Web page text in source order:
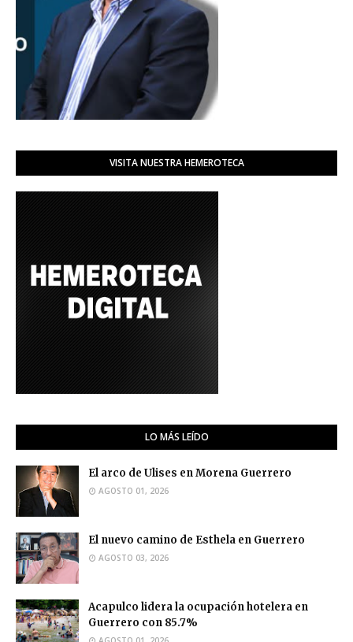
VISITA NUESTRA HEMEROTECA
LO MÁS LEÍDO
El arco de Ulises en Morena Guerrero
AGOSTO 01, 2026
El nuevo camino de Esthela en Guerrero
AGOSTO 03, 2026
Acapulco lidera la ocupación hotelera en
Guerrero con 85.7%